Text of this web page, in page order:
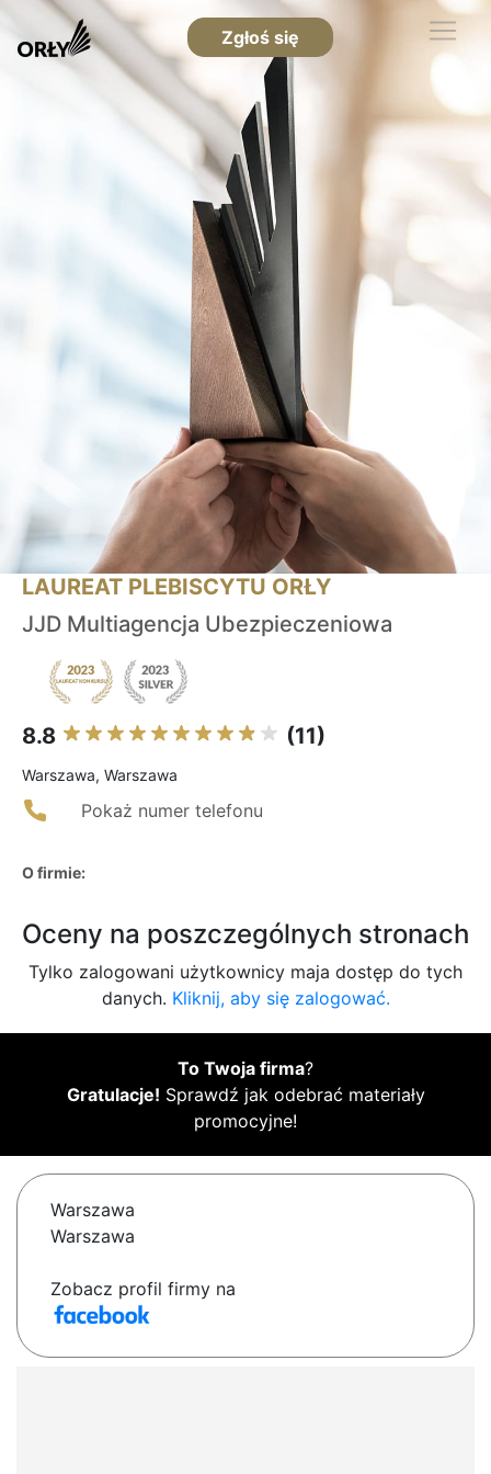
Zgłoś się
LAUREAT PLEBISCYTU ORŁY
JJD Multiagencja Ubezpieczeniowa
8.8 (11)
Warszawa, Warszawa
Pokaż numer telefonu
O firmie:
Oceny na poszczególnych stronach
Tylko zalogowani użytkownicy maja dostęp do tych
danych. Kliknij, aby się zalogować.
To Twoja firma?
Gratulacje! Sprawdź jak odebrać materiały
promocyjne!
Warszawa
Warszawa
Zobacz profil firmy na